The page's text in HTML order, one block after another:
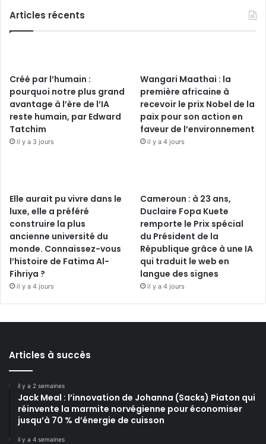
Articles récents
Créé par l’humain :
pourquoi notre plus grand
avantage à l’ère de l’IA
reste humain, par Edward
Tatchim
il y a 3 jours
Wangari Maathai : la
première africaine à
recevoir le prix Nobel de la
paix pour son action en
faveur de l’environnement
il y a 4 jours
Elle aurait pu vivre dans le
luxe, elle a préféré
construire la plus
ancienne université du
monde. Connaissez-vous
l’histoire de Fatima Al-
Fihriya ?
il y a 4 jours
Cameroun : à 23 ans,
Duclaire Fopa Kuete
remporte le Prix spécial
du Président de la
République grâce à une IA
qui traduit le web en
langue des signes
il y a 4 jours
Articles à succès
il y a 2 semaines
Jack Meal : l’innovation de Johanna (Sacks) Piaton qui
réinvente la marmite norvégienne pour économiser
jusqu’à 70 % d’énergie de cuisson
il y a 4 semaines